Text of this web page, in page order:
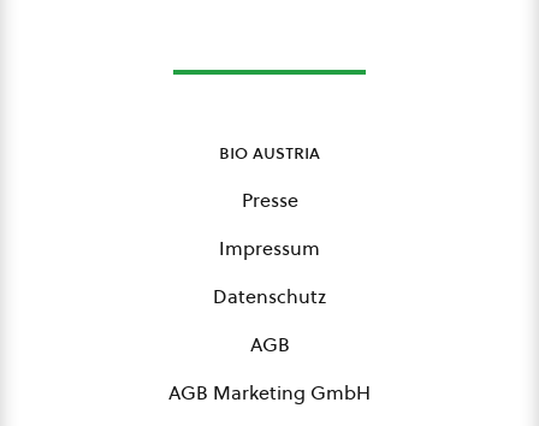
bio austria
Presse
Impressum
Datenschutz
AGB
AGB Marketing GmbH